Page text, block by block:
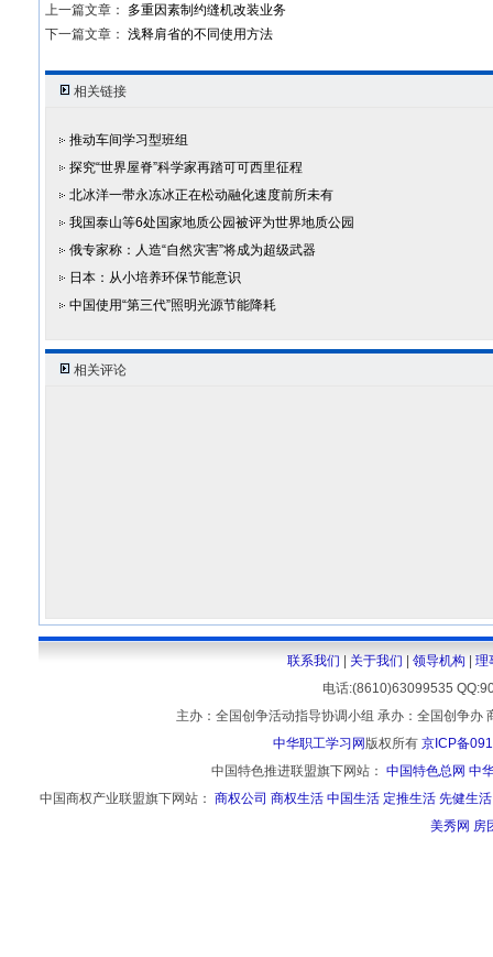
上一篇文章： 多重因素制约缝机改装业务
下一篇文章： 浅释肩省的不同使用方法
相关链接
推动车间学习型班组
探究“世界屋脊”科学家再踏可可西里征程
北冰洋一带永冻冰正在松动融化速度前所未有
我国泰山等6处国家地质公园被评为世界地质公园
俄专家称：人造“自然灾害”将成为超级武器
日本：从小培养环保节能意识
中国使用“第三代”照明光源节能降耗
相关评论
联系我们 关于我们 领导机构
理
电话:(8610)63099535
主办：全国创争活动指导协调小组 承办：全国创争
中华职工学习网 版权所有 京ICP备
中国特色推进联盟旗下网站： 中国特色总网 中
中国商权产业联盟旗下网站： 商权公司 商权生活 中国生活 定推生活 先健生活
美秀网 房